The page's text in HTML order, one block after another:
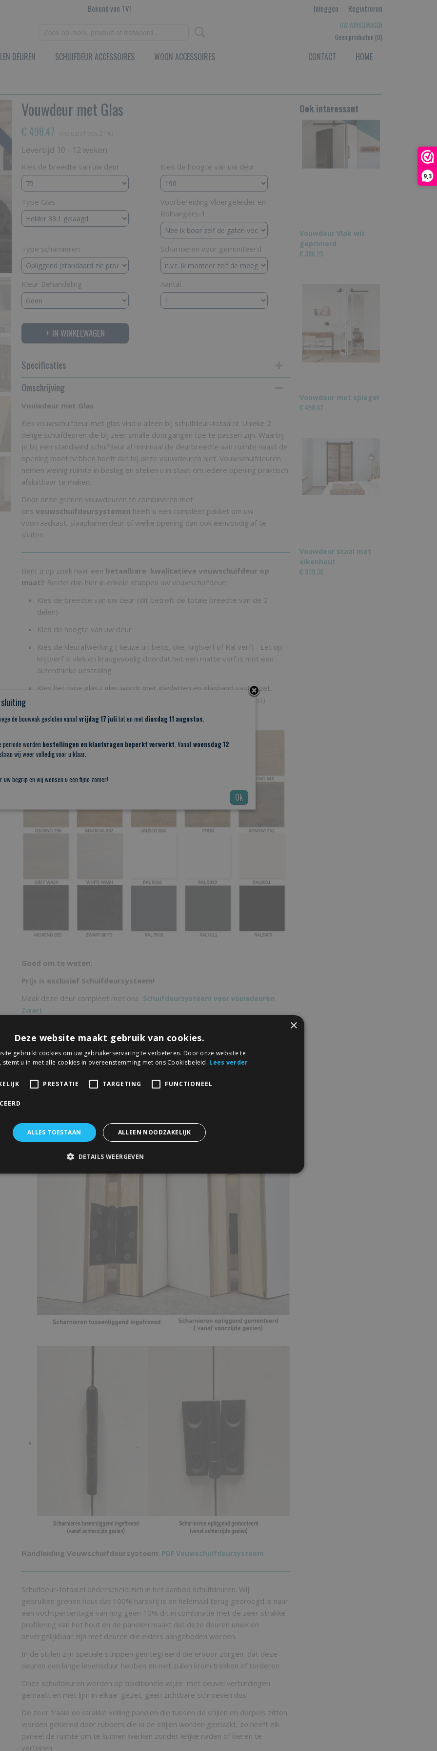
9,3
Bekend van TV! Inloggen Registreren
UW WINKELWAGEN
Geen producten (0)
HOME
CONTACT
DEUREN SCHUIFDEUR ACCESSOIRES WOON ACCESSOIRES
Vouwdeur met Glas
€ 498,47
Levertijd 10 - 12 weken
Kies de breedte van uw deur Kies de hoogte van uw deur
Type Glas
Voorbereiding Vloergeleider en
Rolhangers-1
Type scharnieren Scharnieren voor gemonteerd
Kleur Behandeling Aantal
IN WINKELWAGEN
Specificaties
Productcode
Omschrijving
Vouwdeur met Glas
Een vouwschuifdeur met glas vind u alleen bij schuifdeur-totaal.nl. Unieke 2
delige schuifdeuren die bij zeer smalle doorgangen toe te passen zijn. Waarbij
je bij een standaard schuifdeur al minimaal de deurbreedte aan ruimte naast de
opening moet hebben hoeft dat bij deze vouwdeuren niet. Vouwschuifdeuren
nemen weinig ruimte in beslag en stellen u in staat om iedere opening praktisch
afsluitbaar te maken.
Door onze grenen vouwdeuren te combineren met
ons vouwschuifdeursystemen heeft u een compleet pakket om uw
voorraadkast, slaapkamerdeur of welke opening dan ook eenvoudig af te
sluiten.
Bent u op zoek naar een betaalbare kwalitatieve vouwschuifdeur op
maat? Bestel dan hier in enkele stappen uw vouwschuifdeur:
Kies de breedte van uw deur (dit betreft de totale breedte van de 2
delen)
Kies de hoogte van uw deur
Kies de kleurafwerking ( keuze uit beits, olie, krijtverf of Ral verf) - Let op
krijtverf is vlek en krasgevoelig doordat het een matte verf is met een
autenthieke uitstraling
Kies het type glas ( glas wordt met glaslatten en glasband vastgezet,
afkitten doen we niet dit kunt u eventueel zelf doen indien gewenst)
BESTEL DEZE SCHUIFDEUR 1 VAN DE VOLGENDE KLEUREN:
Goed om te weten:
Prijs is exclusief Schuifdeursysteem!
Maak deze deur compleet met ons Schuifdeursysteem voor vouwdeuren
Zwart
Raillengte langer dan 220 cm bestaat uit 2 lengtes die d.m.v. een
verbindinsgsplaatje aan elkaar gekoppeld wordt (deze wordt
Uw vouwdeur moet ongeveer8 cm breder zijn dan de deuropening om
gekoppeld worden, Deze scharnieren worden meegeleverd met het
zwarte schuifdeursysteem voor vouwdeuren.
Handleiding Vouwschuifdeursysteem: PDF Vouwschuifdeursysteem
Schuifdeur-totaal.nl onderscheid zich in het aanbod schuifdeuren. Wij
gebruiken grenen hout dat 100% harsvrij is en helemaal terug gedroogd is naar
een vochtpercentage van nog geen 10% dit in combinatie met de zeer strakke
profilering van het hout en de panelen maakt dat deze deuren uniek en
onvergelijkbaar zijn met deuren die elders aangeboden worden.
In de stijlen zijn speciale strippen geïntegreerd die ervoor zorgen dat deze
deuren een lange levensduur hebben en niet zullen krom trekken of torderen.
Onze schuifdeuren worden op traditionele wijze met deuvel verbindingen
gemaakt en met lijm in elkaar gezet, geen zichtbare schroeven dus!
De zeer fraaie en strakke velling panelen die tussen de stijlen en dorpels zitten
worden geklemd door rubbers die in de stijlen worden gemaakt, zo heeft elk
paneel de ruimte om te kunnen werken zonder lelijke naden of kieren te
vertonen.
Ook interessant
Vouwdeur Vlak wit
geprimerd
€ 386,25
Vouwdeur met spiegel
€ 498,47
Vouwdeur staal met
eikenhout
€ 939,36
sluiting
de bouwvak gesloten vanaf vrijdag 17 juli tot en met dinsdag 11 augustus.
periode worden bestellingen en klantvragen beperkt verwerkt. Vanaf woensdag 12
wij weer volledig voor u klaar.
uw begrip en wij wensen u een fijne zomer!
Ok
×
Deze website maakt gebruik van cookies.
gebruikt cookies om uw gebruikerservaring te verbeteren. Door onze website te
stemt u in met alle cookies in overeenstemming met ons Cookiebeleid. Lees verder
PRESTATIE TARGETING FUNCTIONEEL
ALLES TOESTAAN ALLEEN NOODZAKELIJK
DETAILS WEERGEVEN